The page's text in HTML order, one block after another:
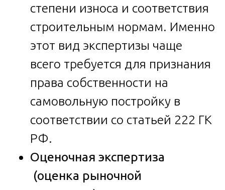
степени износа и соответствия
строительным нормам. Именно
этот вид экспертизы чаще
всего требуется для признания
права собственности на
самовольную постройку в
соответствии со статьей 222 ГК
РФ.
Оценочная экспертиза
(оценка рыночной